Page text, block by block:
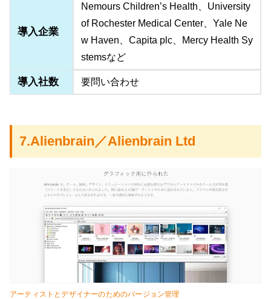
導入企業
Nemours Children’s Health、University
of Rochester Medical Center、Yale Ne
w Haven、Capita plc、Mercy Health Sy
stemsなど
導入社数 要問い合わせ
7.Alienbrain／Alienbrain Ltd
アーティストとデザイナーのためのバージョン管理